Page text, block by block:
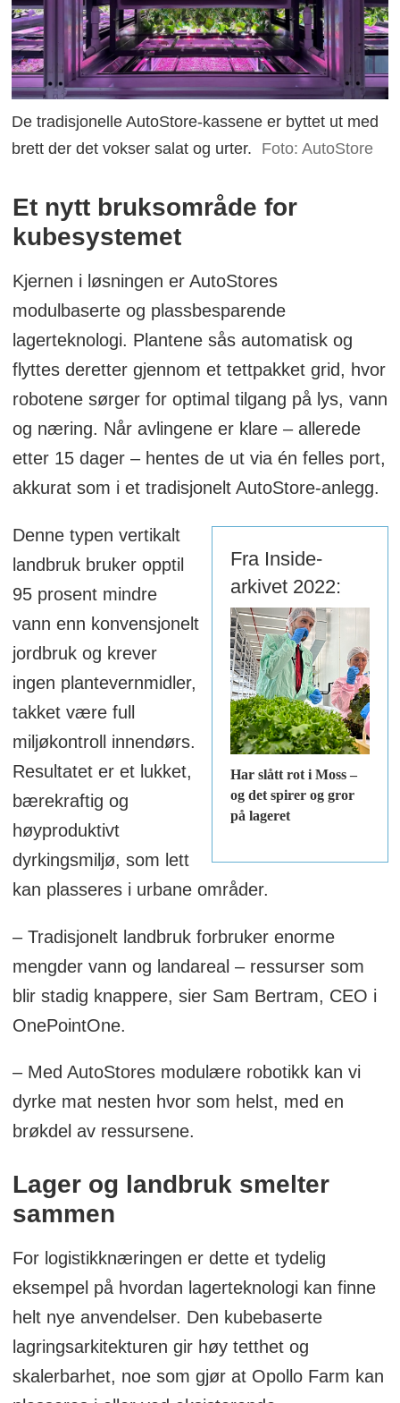
transportkostnader reduseres ved at
plantene kan dyrkes nær forbruker.
En mulig ulempe ved vertikalt landbruk
oppvarming/kjøling.
De tradisjonelle AutoStore-kassene er byttet ut med
brett der det vokser salat og urter.
Foto: AutoStore
Et nytt bruksområde for
kubesystemet
Kjernen i løsningen er AutoStores
modulbaserte og plassbesparende
lagerteknologi. Plantene sås automatisk og
flyttes deretter gjennom et tettpakket grid, hvor
robotene sørger for optimal tilgang på lys, vann
og næring. Når avlingene er klare – allerede
etter 15 dager – hentes de ut via én felles port,
akkurat som i et tradisjonelt AutoStore-anlegg.
Fra Inside-
arkivet 2022:
Har slått rot i Moss –
og det spirer og gror
på lageret
Denne typen vertikalt
landbruk bruker opptil
95 prosent mindre
vann enn konvensjonelt
jordbruk og krever
ingen plantevernmidler,
takket være full
miljøkontroll innendørs.
Resultatet er et lukket,
bærekraftig og
høyproduktivt
dyrkingsmiljø, som lett
kan plasseres i urbane områder.
– Tradisjonelt landbruk forbruker enorme
mengder vann og landareal – ressurser som
blir stadig knappere, sier Sam Bertram, CEO i
OnePointOne.
– Med AutoStores modulære robotikk kan vi
dyrke mat nesten hvor som helst, med en
brøkdel av ressursene.
Lager og landbruk smelter
sammen
For logistikknæringen er dette et tydelig
eksempel på hvordan lagerteknologi kan finne
helt nye anvendelser. Den kubebaserte
lagringsarkitekturen gir høy tetthet og
skalerbarhet, noe som gjør at Opollo Farm kan